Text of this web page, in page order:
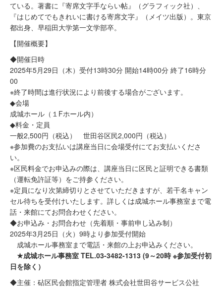
ている。著書に『寄席文字手ならい帖』（グラフィック社）、
『はじめてでもきれいに書ける寄席文字』（メイツ出版）。東京
都出身、早稲田大学第一文学部卒。
【開催概要】
◆開催日時
2025年5月29日（木）受付13時30分 開始14時00分 終了16時分
00
※終了時間は進行状況により前後する場合がございます。
◆会場
成城ホール（１Fホール内）
◆料金・定員
一般2,500円（税込） 世田谷区民2,000円（税込）
※参加費のお支払いは講座当日に会場受付にてお支払いくださ
い。
※区民料金でお申込みの際は、講座当日に区民と証明できる書類
（運転免許証等）をご持参ください。
※定員になり次第締切りとさせていただきますが、若干名キャン
セル待ちを受付けいたします。詳しくは成城ホール事務室まで電
話・来館にてお問合わせください。
◆お申込み・お問合わせ（先着順・事前申し込み制）
2025年3月25日（火）9時より参加受付開始
成城ホール事務室まで電話・来館の上お申込みください。
★成城ホール事務室 TEL.03-3482-1313 (9～20時 ※参加受付初
日を除く）
◆主催：砧区民会館指定管理者 株式会社世田谷サービス公社